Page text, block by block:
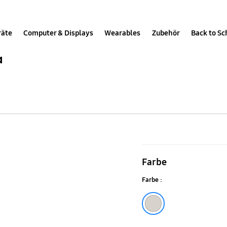
Computer & Displays Wearables Zubehör Back to
Case
für
das
Farbe
Farbe :